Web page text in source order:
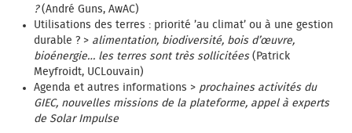
?(André Guns, AwAC)
Utilisations des terres : priorité ’au climat’ ou à une gestion
durable ? > alimentation, biodiversité, bois d’œuvre,
bioénergie… les terres sont très sollicitées(Patrick
Meyfroidt, UCLouvain)
Agenda et autres informations > prochaines activités du
GIEC, nouvelles missions de la plateforme, appel à experts
de Solar Impulse